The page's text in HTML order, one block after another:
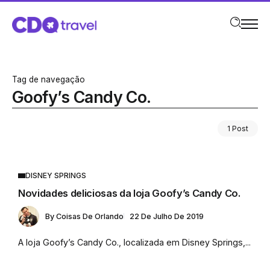
Tag de navegação
Goofy’s Candy Co.
1 Post
DISNEY SPRINGS
Novidades deliciosas da loja Goofy’s Candy Co.
By Coisas De Orlando 22 De Julho De 2019
A loja Goofy’s Candy Co., localizada em Disney Springs,...